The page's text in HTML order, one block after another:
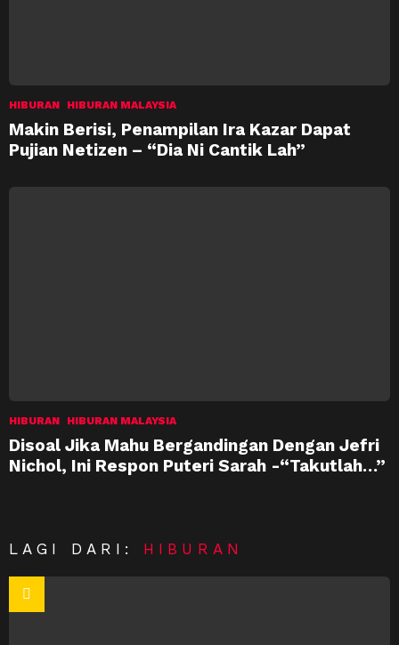
HIBURAN HIBURAN MALAYSIA
Makin Berisi, Penampilan Ira Kazar Dapat
Pujian Netizen – “Dia Ni Cantik Lah”
HIBURAN HIBURAN MALAYSIA
Disoal Jika Mahu Bergandingan Dengan Jefri
Nichol, Ini Respon Puteri Sarah -“Takutlah…”
LAGI DARI: HIBURAN